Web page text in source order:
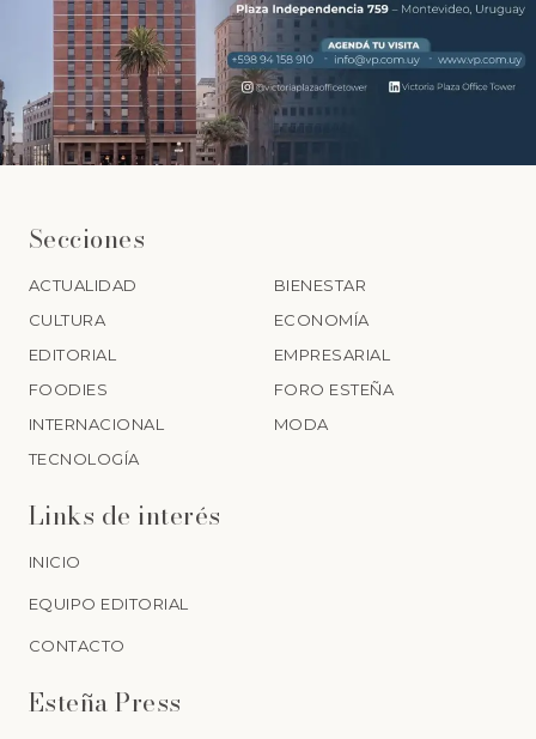
Secciones
ACTUALIDAD
BIENESTAR
CULTURA
ECONOMÍA
EDITORIAL
EMPRESARIAL
FOODIES
FORO ESTEÑA
INTERNACIONAL
MODA
TECNOLOGÍA
Links de interés
INICIO
EQUIPO EDITORIAL
CONTACTO
Esteña Press